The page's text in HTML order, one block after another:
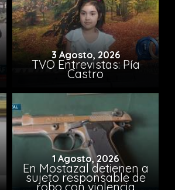
3 Agosto, 2026
TVO Entrevistas: Pía
Castro
1 Agosto, 2026
En Mostazal detienen a
sujeto responsable de
robo con violencia